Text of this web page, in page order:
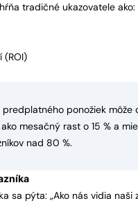
tradičné ukazovatele ako:
(ROI)
predplatného ponožiek môže
mesačný rast o 15 % a
nad 80 %.
sa pýta: „Ako nás vidia naši